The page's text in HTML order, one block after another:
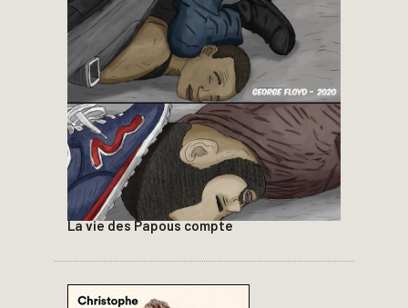
La vie des Papous compte